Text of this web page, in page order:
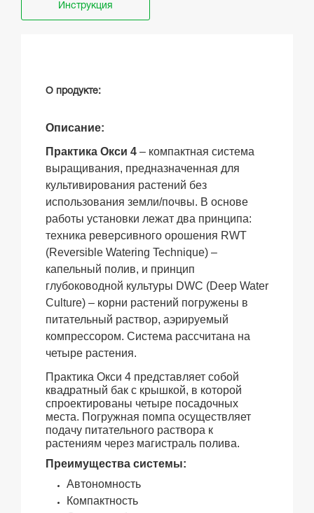
Инструкция
О продукте:
Описание:
Практика Окси 4 – компактная система
выращивания, предназначенная для
культивирования растений без
использования земли/почвы. В основе
работы установки лежат два принципа:
техника реверсивного орошения RWT
(Reversible Watering Technique) –
капельный полив, и принцип
глубоководной культуры DWC (Deep Water
Culture) – корни растений погружены в
питательный раствор, аэрируемый
компрессором. Система рассчитана на
четыре растения.
Практика Окси 4 представляет собой
квадратный бак с крышкой, в которой
спроектированы четыре посадочных
места. Погружная помпа осуществляет
подачу питательного раствора к
растениям через магистраль полива.
Преимущества системы:
Автономность
Компактность